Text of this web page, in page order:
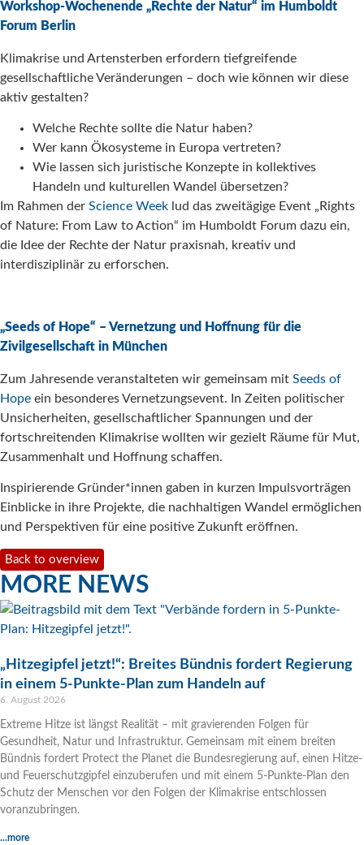
Workshop-Wochenende „Rechte der Natur“ im Humboldt
Forum Berlin
Klimakrise und Artensterben erfordern tiefgreifende
gesellschaftliche Veränderungen – doch wie können wir diese
aktiv gestalten?
Welche Rechte sollte die Natur haben?
Wer kann Ökosysteme in Europa vertreten?
Wie lassen sich juristische Konzepte in kollektives
Handeln und kulturellen Wandel übersetzen?
Im Rahmen der Science Week lud das zweitägige Event „Rights
of Nature: From Law to Action“ im Humboldt Forum dazu ein,
die Idee der Rechte der Natur praxisnah, kreativ und
interdisziplinär zu erforschen.
„Seeds of Hope“ – Vernetzung und Hoffnung für die
Zivilgesellschaft in München
Zum Jahresende veranstalteten wir gemeinsam mit Seeds of
Hope ein besonderes Vernetzungsevent. In Zeiten politischer
Unsicherheiten, gesellschaftlicher Spannungen und der
fortschreitenden Klimakrise wollten wir gezielt Räume für Mut,
Zusammenhalt und Hoffnung schaffen.
Inspirierende Gründer*innen gaben in kurzen Impulsvorträgen
Einblicke in ihre Projekte, die nachhaltigen Wandel ermöglichen
und Perspektiven für eine positive Zukunft eröffnen.
Back to overview
MORE NEWS
„Hitzegipfel jetzt!“: Breites Bündnis fordert Regierung
in einem 5-Punkte-Plan zum Handeln auf
6. August 2026
Extreme Hitze ist längst Realität – mit gravierenden Folgen für
Gesundheit, Natur und Infrastruktur. Gemeinsam mit einem breiten
Bündnis fordert Protect the Planet die Bundesregierung auf, einen Hitze-
und Feuerschutzgipfel einzuberufen und mit einem 5-Punkte-Plan den
Schutz der Menschen vor den Folgen der Klimakrise entschlossen
voranzubringen.
...more